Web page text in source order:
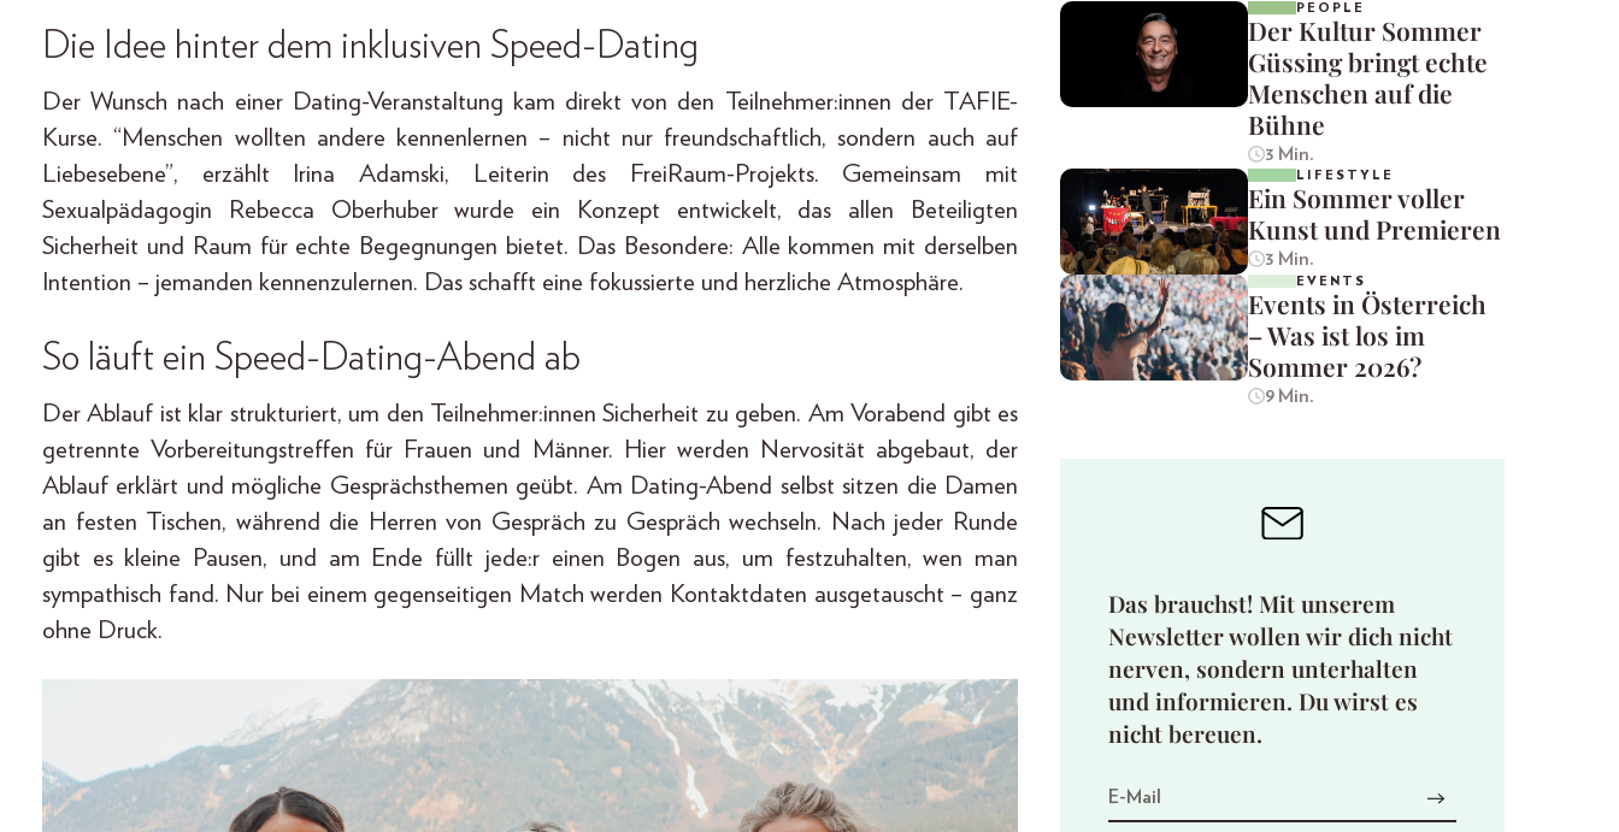
Die Idee hinter dem inklusiven Speed-Dating
Der Wunsch nach einer Dating-Veranstaltung kam direkt von den Teilnehmer:innen der TAFIE-
Kurse. “Menschen wollten andere kennenlernen – nicht nur freundschaftlich, sondern auch auf
Liebesebene”, erzählt Irina Adamski, Leiterin des FreiRaum-Projekts. Gemeinsam mit
Sexualpädagogin Rebecca Oberhuber wurde ein Konzept entwickelt, das allen Beteiligten
Sicherheit und Raum für echte Begegnungen bietet. Das Besondere: Alle kommen mit derselben
Intention – jemanden kennenzulernen. Das schafft eine fokussierte und herzliche Atmosphäre.
So läuft ein Speed-Dating-Abend ab
Der Ablauf ist klar strukturiert, um den Teilnehmer:innen Sicherheit zu geben. Am Vorabend gibt es
getrennte Vorbereitungstreffen für Frauen und Männer. Hier werden Nervosität abgebaut, der
Ablauf erklärt und mögliche Gesprächsthemen geübt. Am Dating-Abend selbst sitzen die Damen
an festen Tischen, während die Herren von Gespräch zu Gespräch wechseln. Nach jeder Runde
gibt es kleine Pausen, und am Ende füllt jede:r einen Bogen aus, um festzuhalten, wen man
sympathisch fand. Nur bei einem gegenseitigen Match werden Kontaktdaten ausgetauscht – ganz
ohne Druck.
PEOPLE
Der Kultur Sommer
Güssing bringt echte
Menschen auf die
Bühne
3 Min.
LIFESTYLE
Ein Sommer voller
Kunst und Premieren
3 Min.
EVENTS
Events in Österreich
– Was ist los im
Sommer 2026?
9 Min.
Das brauchst! Mit unserem
Newsletter wollen wir dich nicht
nerven, sondern unterhalten
und informieren. Du wirst es
nicht bereuen.